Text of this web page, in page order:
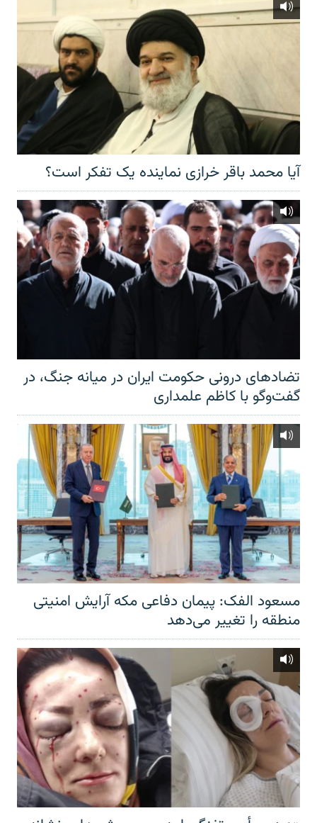
آیا محمد باقر خرازی نماینده یک تفکر است؟
تضادهای درونی حکومت ایران در میانه جنگ، در
گفت‌‌وگو با کاظم علمداری
مسعود الفک: پیمان دفاعی مکه آرایش امنیتی
منطقه را تغییر می‌دهد